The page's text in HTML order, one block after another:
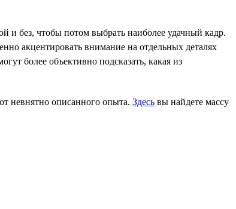
и без, чтобы потом выбрать наиболее удачный кадр.
акцентировать внимание на отдельных деталях
более объективно подсказать, какая из
невнятно описанного опыта. Здесь вы найдете массу